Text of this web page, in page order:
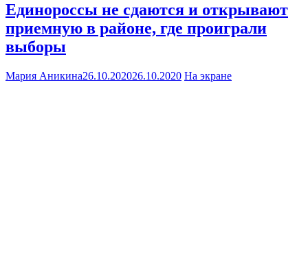
Единороссы не сдаются и открывают
приемную в районе, где проиграли
выборы
Мария Аникина26.10.202026.10.2020 На экране